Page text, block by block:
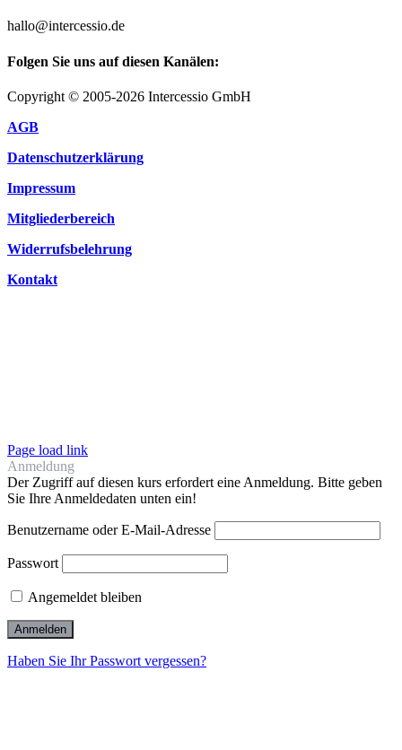
hallo@intercessio.de
Folgen Sie uns auf diesen Kanälen:
Copyright © 2005-2026 Intercessio GmbH
AGB
Datenschutzerklärung
Impressum
Mitgliederbereich
Widerrufsbelehrung
Kontakt
Page load link
Anmeldung
Der Zugriff auf diesen kurs erfordert eine Anmeldung. Bitte geben
Sie Ihre Anmeldedaten unten ein!
Benutzername oder E-Mail-Adresse
Passwort
Angemeldet bleiben
Haben Sie Ihr Passwort vergessen?